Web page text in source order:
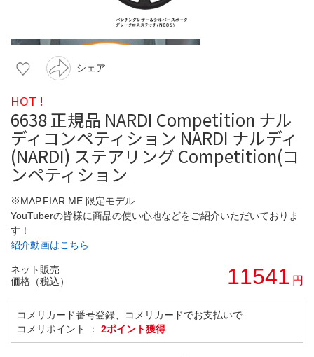
シェア
HOT !
6638 正規品 NARDI Competition ナル
ディコンペティション NARDI ナルディ
(NARDI) ステアリング Competition(コ
ンペティション
※MAP.FIAR.ME 限定モデル
YouTuberの皆様に商品の使い心地などをご紹介いただいておりま
す！
紹介動画はこちら
ネット販売
価格（税込）
11541 円
コメリカード番号登録、コメリカードでお支払いで
コメリポイント ： 2ポイント獲得